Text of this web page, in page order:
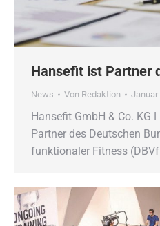
Hansefit ist Partner
News Von Redaktion Januar
Hansefit GmbH & Co. KG
Partner des Deutschen
funktionaler Fitness